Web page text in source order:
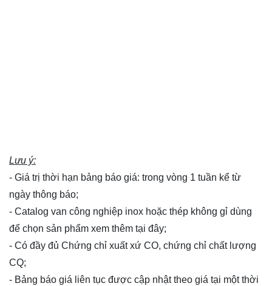
Lưu ý:
- Giá trị thời hạn bảng báo giá: trong vòng 1 tuần kể từ
ngày thông báo;
- Catalog van công nghiệp inox hoặc thép không gỉ dùng
để chọn sản phẩm xem thêm tại đây;
- Có đầy đủ Chứng chỉ xuất xứ CO, chứng chỉ chất lượng
CQ;
- Bảng báo giá liên tục được cập nhật theo giá tại một thời